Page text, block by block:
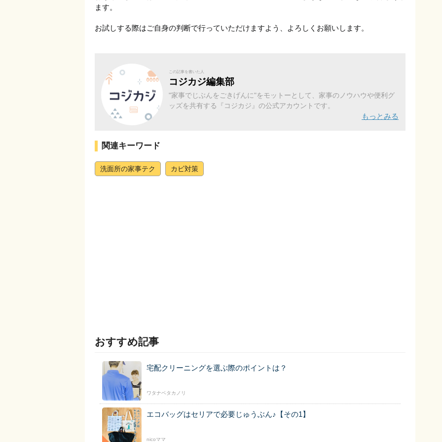
ます。
お試しする際はご自身の判断で行っていただけますよう、よろしくお願いします。
この記事を書いた人
コジカジ編集部
"家事でじぶんをごきげんに"をモットーとして、家事のノウハウや便利グ
ッズを共有する『コジカジ』の公式アカウントです。
もっとみる
関連キーワード
洗面所の家事テク カビ対策
おすすめ記事
宅配クリーニングを選ぶ際のポイントは？
ワタナベタカノリ
エコバッグはセリアで必要じゅうぶん♪【その1】
nicoママ